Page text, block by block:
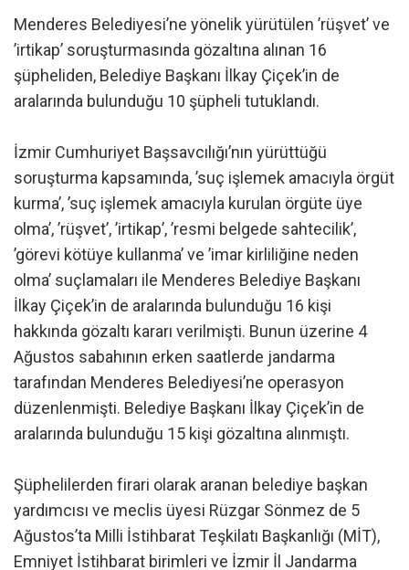
Menderes Belediyesi’ne yönelik yürütülen ’rüşvet’ ve
’irtikap’ soruşturmasında gözaltına alınan 16
şüpheliden, Belediye Başkanı İlkay Çiçek’in de
aralarında bulunduğu 10 şüpheli tutuklandı.
İzmir Cumhuriyet Başsavcılığı’nın yürüttüğü
soruşturma kapsamında, ’suç işlemek amacıyla örgüt
kurma’, ’suç işlemek amacıyla kurulan örgüte üye
olma’, ’rüşvet’, ’irtikap’, ’resmi belgede sahtecilik’,
’görevi kötüye kullanma’ ve ’imar kirliliğine neden
olma’ suçlamaları ile Menderes Belediye Başkanı
İlkay Çiçek’in de aralarında bulunduğu 16 kişi
hakkında gözaltı kararı verilmişti. Bunun üzerine 4
Ağustos sabahının erken saatlerde jandarma
tarafından Menderes Belediyesi’ne operasyon
düzenlenmişti. Belediye Başkanı İlkay Çiçek’in de
aralarında bulunduğu 15 kişi gözaltına alınmıştı.
Şüphelilerden firari olarak aranan belediye başkan
yardımcısı ve meclis üyesi Rüzgar Sönmez de 5
Ağustos’ta Milli İstihbarat Teşkilatı Başkanlığı (MİT),
Emniyet İstihbarat birimleri ve İzmir İl Jandarma